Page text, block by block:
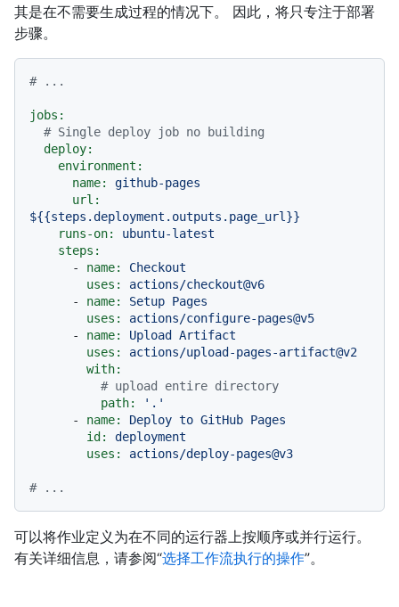
其是在不需要生成过程的情况下。 因此，将只专注于部署
步骤。
# ...
jobs:
# Single deploy job no building
deploy:
environment:
name:
github-pages
url:
${{steps.deployment.outputs.page_url}}
runs-on:
ubuntu-latest
steps:
-
name:
Checkout
uses:
actions/checkout@v6
-
name: Setup Pages
uses:
actions/configure-pages@v5
-
name: Upload
Artifact
uses:
actions/upload-pages-artifact@v2
with:
# upload entire directory
path:
'.'
-
name: Deploy to GitHub Pages
id:
deployment
uses:
actions/deploy-pages@v3
# ...
可以将作业定义为在不同的运行器上按顺序或并行运行。
有关详细信息，请参阅“选择工作流执行的操作”。